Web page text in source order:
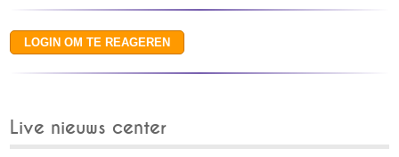
Live nieuws center